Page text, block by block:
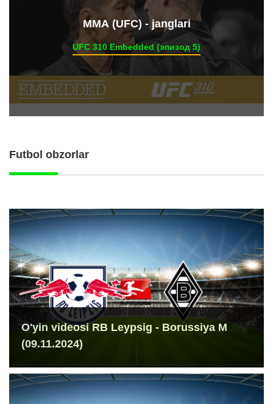
ММА (UFC) - janglari
UFC 310 Embedded (эпизод 5)
Futbol obzorlar
O'yin videosi RB Leypsig - Borussiya M
(09.11.2024)